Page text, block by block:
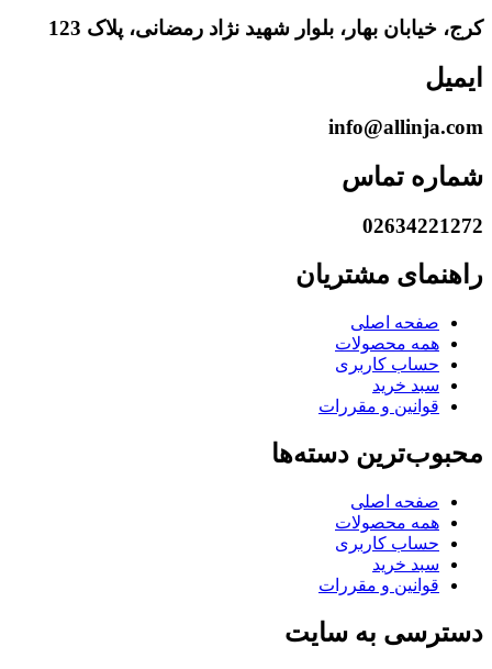
کرج، خیابان بهار، بلوار شهید نژاد رمضانی، پلاک 123
ایمیل
info@allinja.com
شماره تماس
02634221272
راهنمای مشتریان
صفحه اصلی
همه محصولات
حساب کاربری
سبد خرید
قوانین و مقررات
محبوب‌ترین دسته‌ها
صفحه اصلی
همه محصولات
حساب کاربری
سبد خرید
قوانین و مقررات
دسترسی به سایت